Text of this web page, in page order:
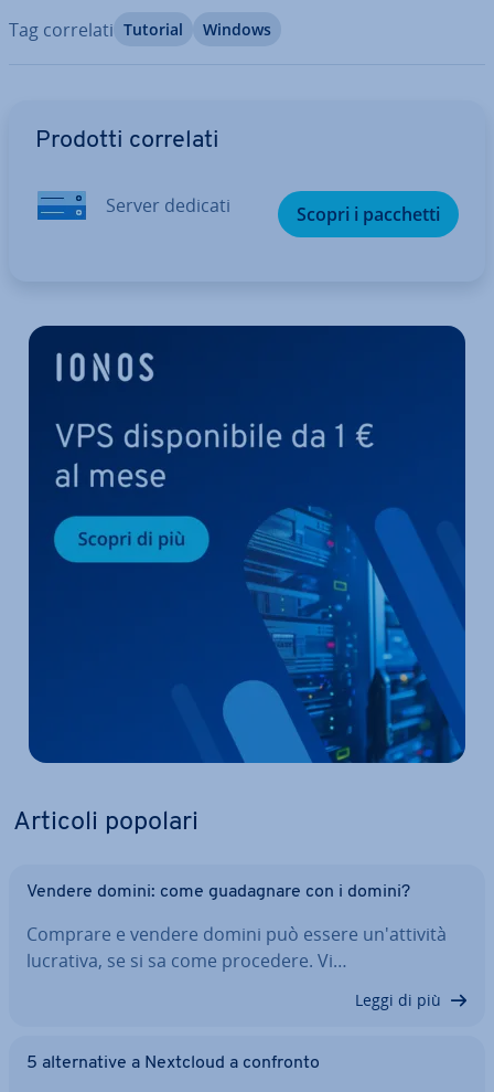
Tag correlati Tutorial Windows
Prodotti correlati
Server dedicati Scopri i pacchetti
Articoli popolari
Vendere domini: come gua­da­gna­re con i domini?
Comprare e vendere domini può essere un'at­ti­vi­tà
lucrativa, se si sa come procedere. Vi…
Leggi di più
5 al­ter­na­ti­ve a Nextcloud a confronto